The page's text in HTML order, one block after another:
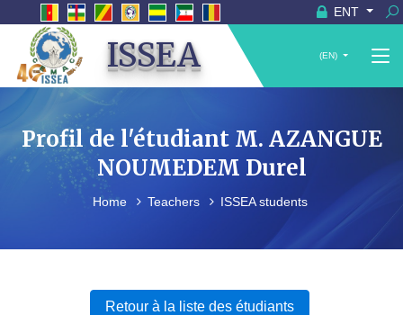
ENT
ISSEA (EN)
Profil de l'étudiant M. AZANGUE
NOUMEDEM Durel
Home Teachers ISSEA students
Retour à la liste des étudiants